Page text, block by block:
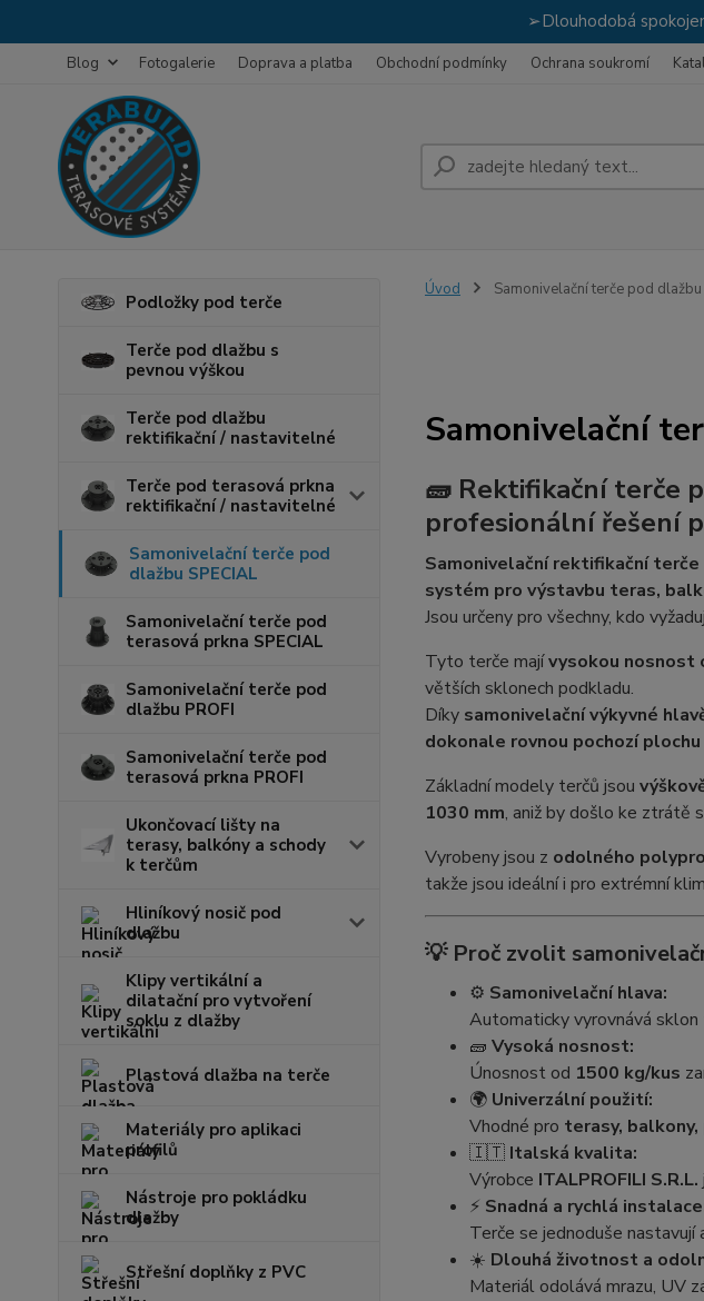
➢Dlouhodobá
Blog Fotogalerie Doprava a platba Obchodní podmínky Ochrana soukromí
Podložky pod terče
Terče pod dlažbu s
pevnou výškou
Terče pod dlažbu
rektifikační / nastavitelné
Terče pod terasová prkna
rektifikační / nastavitelné
Samonivelační terče pod
dlažbu SPECIAL
Samonivelační terče pod
terasová prkna SPECIAL
Samonivelační terče pod
dlažbu PROFI
Samonivelační terče pod
terasová prkna PROFI
Ukončovací lišty na
terasy, balkóny a schody
k terčům
Hliníkový nosič pod
dlažbu
Klipy vertikální a
dilatační pro vytvoření
soklu z dlažby
Plastová dlažba na terče
Materiály pro aplikaci
profilů
Nástroje pro pokládku
dlažby
Střešní doplňky z PVC
Úvod Samonivelační terče pod dlažbu
Samonivelační
🧱 Rektifikační terče
profesionální řešení
Samonivelační rektifikační terče
systém pro výstavbu teras,
Jsou určeny pro všechny, kdo
Tyto terče majívysokou nosnost
větších sklonech podkladu.
Díky samonivelační výkyvné
dokonale rovnou pochozí plochu
Základní modely terčů jsou
1030 mm, aniž by došlo ke ztrátě
Vyrobeny jsou z odolného
takže jsou ideální i pro extrémní
💡 Proč zvolit
⚙️ Samonivelační hlava:
Automaticky vyrovnává sklon
🧱 Vysoká nosnost:
Únosnost od 1500 kg/kus
🌍 Univerzální použití:
Vhodné pro terasy,
🇮🇹 Italská kvalita:
Výrobce ITALPROFILI S.R.L.
⚡ Snadná a rychlá
Terče se jednoduše nastavují
☀️ Dlouhá životnost a
Materiál odolává mrazu, UV